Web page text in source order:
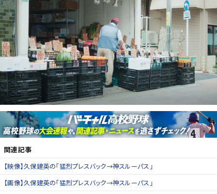
関連記事
【映像】久保建英の「猛烈プレスバック→神スルーパス」
【画像】久保建英の「猛烈プレスバック→神スルーパス」